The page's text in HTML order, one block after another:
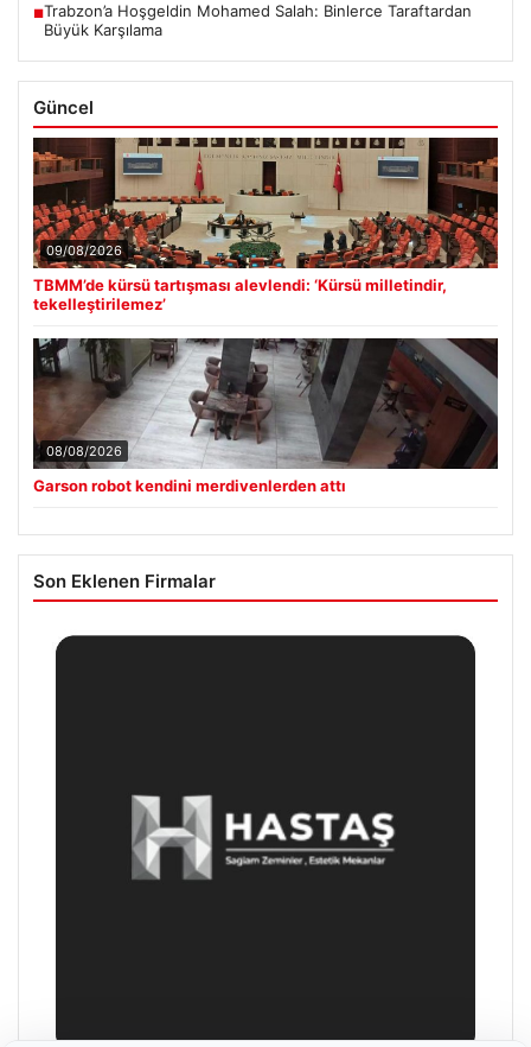
■Trabzon’a Hoşgeldin Mohamed Salah: Binlerce Taraftardan
Büyük Karşılama
Güncel
09/08/2026
TBMM’de kürsü tartışması alevlendi: ‘Kürsü milletindir,
tekelleştirilemez’
08/08/2026
Garson robot kendini merdivenlerden attı
Son Eklenen Firmalar